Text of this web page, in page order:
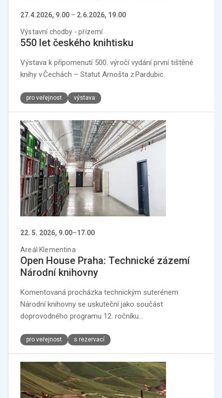
27.4.2026, 9.00 – 2.6.2026, 19.00
Výstavní chodby - přízemí
550 let českého knihtisku
Výstava k připomenutí 500. výročí vydání první tištěné
knihy v Čechách – Statut Arnošta z Pardubic.
pro veřejnost výstava
22. 5. 2026, 9.00–17.00
Areál Klementina
Open House Praha: Technické zázemí
Národní knihovny
Komentovaná procházka technickým suterénem
Národní knihovny se uskuteční jako součást
doprovodného programu 12. ročníku…
pro veřejnost s rezervací